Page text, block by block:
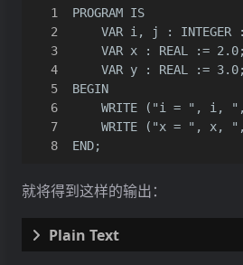
END;
就将得到这样的输出：